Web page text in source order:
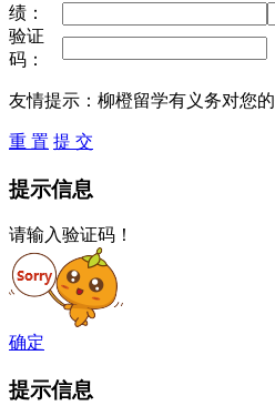
绩：
验证
码：
友情提示 ：柳橙留学有义务对您
重 置 提 交
提示信息
请输入验证码！
确定
提示信息